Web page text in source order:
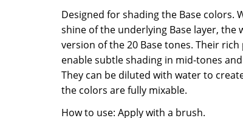
Designed for shading the Base colors.
shine of the underlying Base layer, the
version of the 20 Base tones. Their
enable subtle shading in mid-tones
They can be diluted with water to
the colors are fully mixable.
How to use: Apply with a brush.